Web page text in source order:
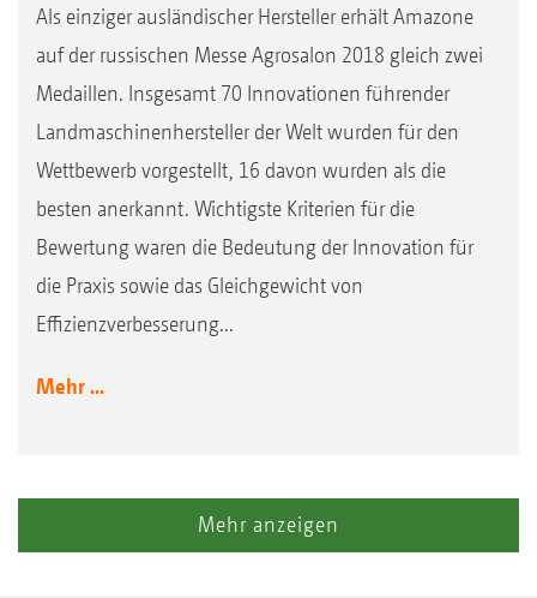
Als einziger ausländischer Hersteller erhält Amazone
auf der russischen Messe Agrosalon 2018 gleich zwei
Medaillen. Insgesamt 70 Innovationen führender
Landmaschinenhersteller der Welt wurden für den
Wettbewerb vorgestellt, 16 davon wurden als die
besten anerkannt. Wichtigste Kriterien für die
Bewertung waren die Bedeutung der Innovation für
die Praxis sowie das Gleichgewicht von
Effizienzverbesserung...
Mehr ...
Mehr anzeigen